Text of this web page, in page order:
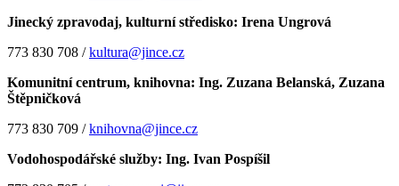
Jinecký zpravodaj, kulturní středisko: Irena Ungrová
773 830 708 /kultura@jince.cz
Komunitní centrum, knihovna: Ing. Zuzana Belanská, Zuzana
Štěpničková
773 830 709 /knihovna@jince.cz
Vodohospodářské služby: Ing. Ivan Pospíšil